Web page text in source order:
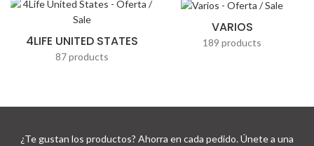
4LIFE UNITED STATES
87 products
VARIOS
189 products
¿Te gustan los productos? Ahorra en cada pedido. Únete a una